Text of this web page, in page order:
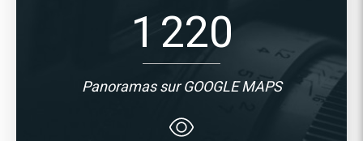
1 220
Panoramas sur GOOGLE MAPS